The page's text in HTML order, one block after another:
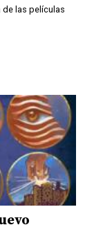
las películas